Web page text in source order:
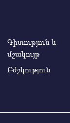
Գիտություն և
մշակույթ
Բժշկություն